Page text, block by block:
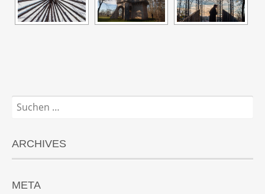
Suchen
nach:
ARCHIVES
META